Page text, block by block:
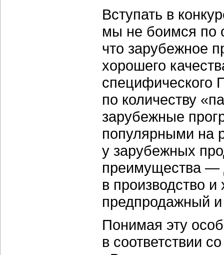
Вступать в
мы не боимся по
что зарубежное
хорошего
специфического
по количеству
зарубежные
популярными на
у зарубежных
преимущества —
в производство
предпродажный
Понимая эту
в соответствии